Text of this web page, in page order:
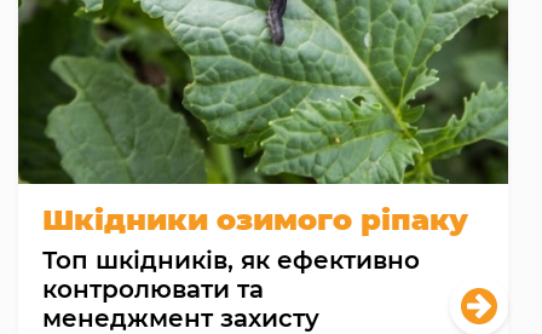
Шкідники озимого ріпаку
Топ шкідників, як ефективно
контролювати та
менеджмент захисту